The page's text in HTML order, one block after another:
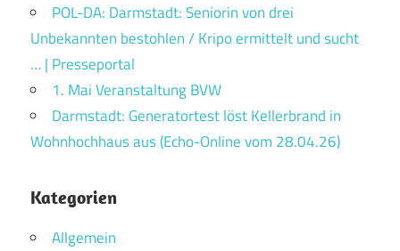
POL-DA: Darmstadt: Seniorin von drei
Unbekannten bestohlen / Kripo ermittelt und sucht
… | Presseportal
1. Mai Veranstaltung BVW
Darmstadt: Generatortest löst Kellerbrand in
Wohnhochhaus aus (Echo-Online vom 28.04.26)
Kategorien
Allgemein